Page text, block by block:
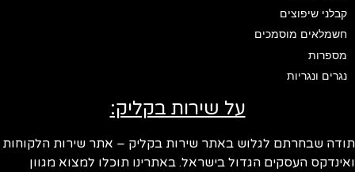
קבלני שיפוצים
חשמלאים מוסמכים
מספרות
נגרים ונגריות
על שירות בקליק:
שבחרתם לגלוש באתר שירות בקליק – אתר שירות הלקוחות
העסקים הגדול בישראל. באתרינו תוכלו למצוא מגוון